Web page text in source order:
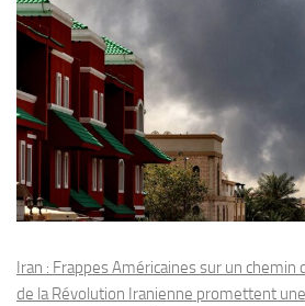
Iran : Frappes Américaines sur un chemin
de la Révolution Iranienne promettent